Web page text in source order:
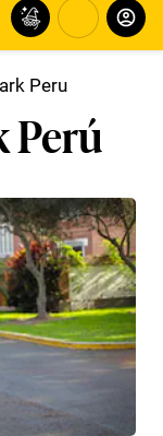
Peru
Perú